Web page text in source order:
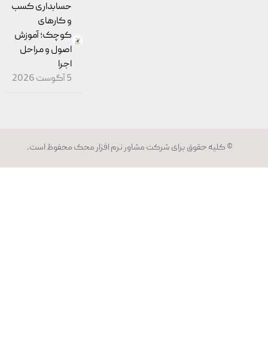
حسابداری کسب
و کارهای
کوچک؛ آموزش
اصول و مراحل
© کلیه حقوق برای شرکت مشاورنرم افزار محکمحفوظ است.